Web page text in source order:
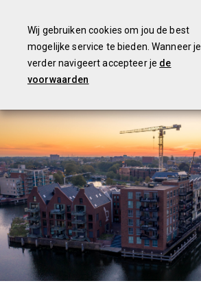
Wij gebruiken cookies om jou de best
mogelijke service te bieden. Wanneer je
verder navigeert accepteer je de
voorwaarden